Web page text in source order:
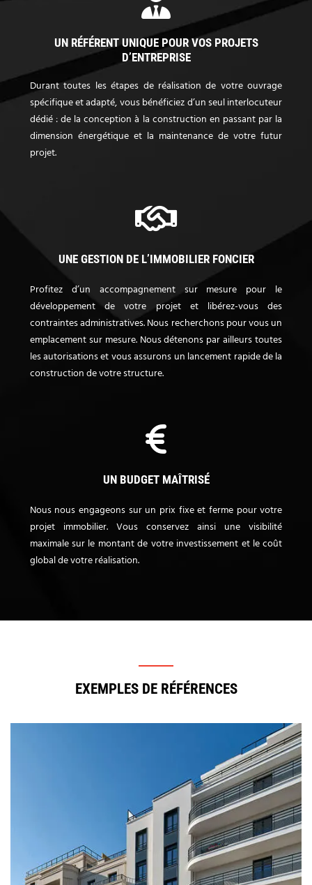
UN RÉFÉRENT UNIQUE POUR VOS PROJETS
D’ENTREPRISE
Durant toutes les étapes de réalisation de votre ouvrage
spécifique et adapté, vous bénéficiez d’un seul interlocuteur
dédié : de la conception à la construction en passant par la
dimension énergétique et la maintenance de votre futur
projet.
UNE GESTION DE L’IMMOBILIER FONCIER
Profitez d’un accompagnement sur mesure pour le
développement de votre projet et libérez-vous des
contraintes administratives. Nous recherchons pour vous un
emplacement sur mesure. Nous détenons par ailleurs toutes
les autorisations et vous assurons un lancement rapide de la
construction de votre structure.
UN BUDGET MAÎTRISÉ
Nous nous engageons sur un prix fixe et ferme pour votre
projet immobilier. Vous conservez ainsi une visibilité
maximale sur le montant de votre investissement et le coût
global de votre réalisation.
EXEMPLES DE RÉFÉRENCES